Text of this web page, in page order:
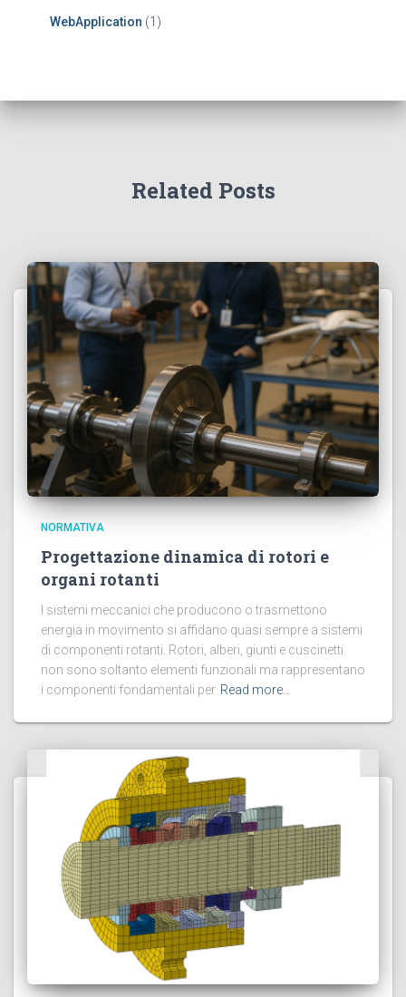
WebApplication (1)
Related Posts
NORMATIVA
Progettazione dinamica di rotori e
organi rotanti
I sistemi meccanici che producono o trasmettono
energia in movimento si affidano quasi sempre a sistemi
di componenti rotanti. Rotori, alberi, giunti e cuscinetti
non sono soltanto elementi funzionali ma rappresentano
i componenti fondamentali per Read more…